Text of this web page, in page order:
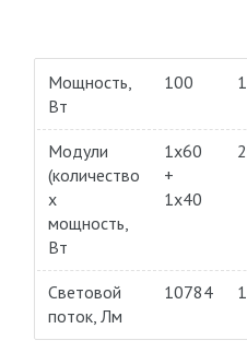
Мощность,
Вт
100
Модули
(количество
х
мощность,
Вт
1х60
+
1х40
Световой
поток, Лм
10784